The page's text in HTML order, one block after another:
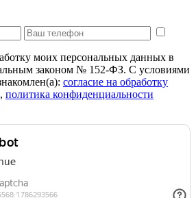
моих персональных данных в
законом № 152-ФЗ. С условиями
cогласие на обработку
, политика конфиденциальности